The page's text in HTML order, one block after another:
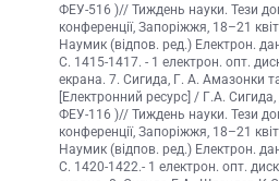
ФЕУ-516 )// Тиждень науки. Тези
конференції, Запоріжжя, 18–21
Наумик (відпов. ред.) Електрон.
С. 1415-1417. - 1 електрон. опт.
екрана. 7. Сигида, Г. А. Амазонки
[Електронний ресурс] / Г.А.
ФЕУ-116 )// Тиждень науки. Тези
конференції, Запоріжжя, 18–21
Наумик (відпов. ред.) Електрон.
С. 1420-1422.- 1 електрон. опт.